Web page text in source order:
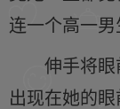
连一个高一男
伸手将眼
出现在她的眼